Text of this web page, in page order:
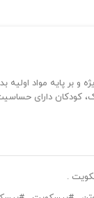
و بر پایه مواد اولیه
کودکان دارای
.